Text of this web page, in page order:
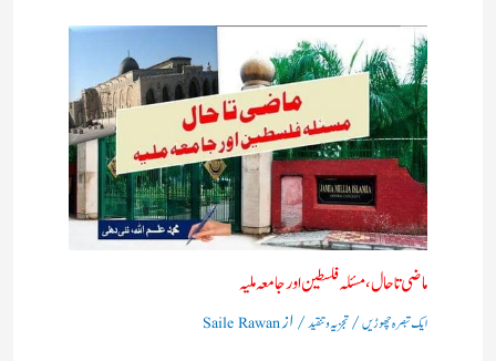
ماضی تا حال، مسئلہ فلسطین اور جامعہ ملیہ
ایک تبصرہ چھوڑیں/تجزیہ و تنقید/ ازSaile Rawan